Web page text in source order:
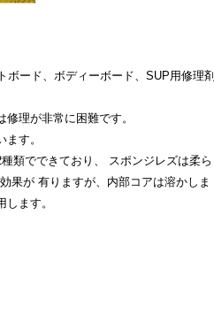
ード、ボディーボード、SUP用修理剤
理が非常に困難です。
す。
類でできており、 スポンジレズは柔ら
果が 有りますが、内部コアは溶かしま
ます。